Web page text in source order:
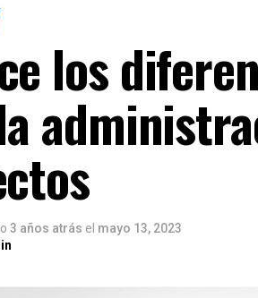
los
3 años atrás el mayo 13, 2023